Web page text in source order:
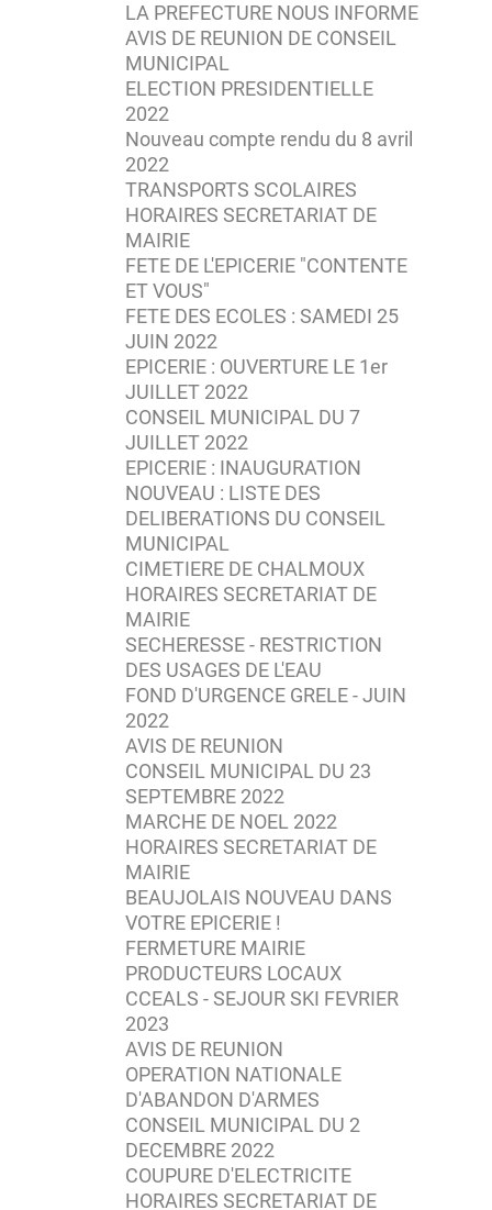
LA PREFECTURE NOUS INFORME
AVIS DE REUNION DE CONSEIL
MUNICIPAL
ELECTION PRESIDENTIELLE
2022
Nouveau compte rendu du 8 avril
2022
TRANSPORTS SCOLAIRES
HORAIRES SECRETARIAT DE
MAIRIE
FETE DE L'EPICERIE "CONTENTE
ET VOUS"
FETE DES ECOLES : SAMEDI 25
JUIN 2022
EPICERIE : OUVERTURE LE 1er
JUILLET 2022
CONSEIL MUNICIPAL DU 7
JUILLET 2022
EPICERIE : INAUGURATION
NOUVEAU : LISTE DES
DELIBERATIONS DU CONSEIL
MUNICIPAL
CIMETIERE DE CHALMOUX
HORAIRES SECRETARIAT DE
MAIRIE
SECHERESSE - RESTRICTION
DES USAGES DE L'EAU
FOND D'URGENCE GRELE - JUIN
2022
AVIS DE REUNION
CONSEIL MUNICIPAL DU 23
SEPTEMBRE 2022
MARCHE DE NOEL 2022
HORAIRES SECRETARIAT DE
MAIRIE
BEAUJOLAIS NOUVEAU DANS
VOTRE EPICERIE !
FERMETURE MAIRIE
PRODUCTEURS LOCAUX
CCEALS - SEJOUR SKI FEVRIER
2023
AVIS DE REUNION
OPERATION NATIONALE
D'ABANDON D'ARMES
CONSEIL MUNICIPAL DU 2
DECEMBRE 2022
COUPURE D'ELECTRICITE
HORAIRES SECRETARIAT DE